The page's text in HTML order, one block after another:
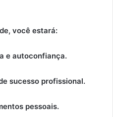
você estará:
e autoconfiança.
sucesso profissional.
pessoais.